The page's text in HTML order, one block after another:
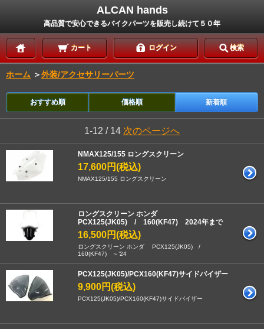
ALCAN hands
高品質で安心できるバイクパーツを販売し続けて５０年
カート ログイン 検索
ホーム ＞外装/アクセサリーパーツ
おすすめ順 価格順 新着順
1-12 / 14 次のページへ
NMAX125/155 ロングスクリーン
17,600円(税込)
NMAX125/155 ロングスクリーン
ロングスクリーン ホンダ
PCX125(JK05) / 160(KF47) 2024年まで
16,500円(税込)
ロングスクリーン ホンダ PCX125(JK05) /
160(KF47) ～’24
PCX125(JK05)/PCX160(KF47)サイドバイザー
9,900円(税込)
PCX125(JK05)/PCX160(KF47)サイドバイザー